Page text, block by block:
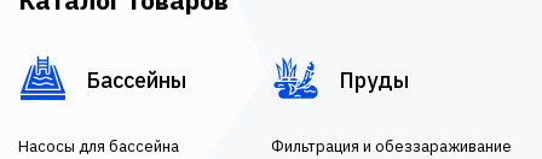
Бассейны
Насосы для бассейна
Пруды
Фильтрация и обеззараживание